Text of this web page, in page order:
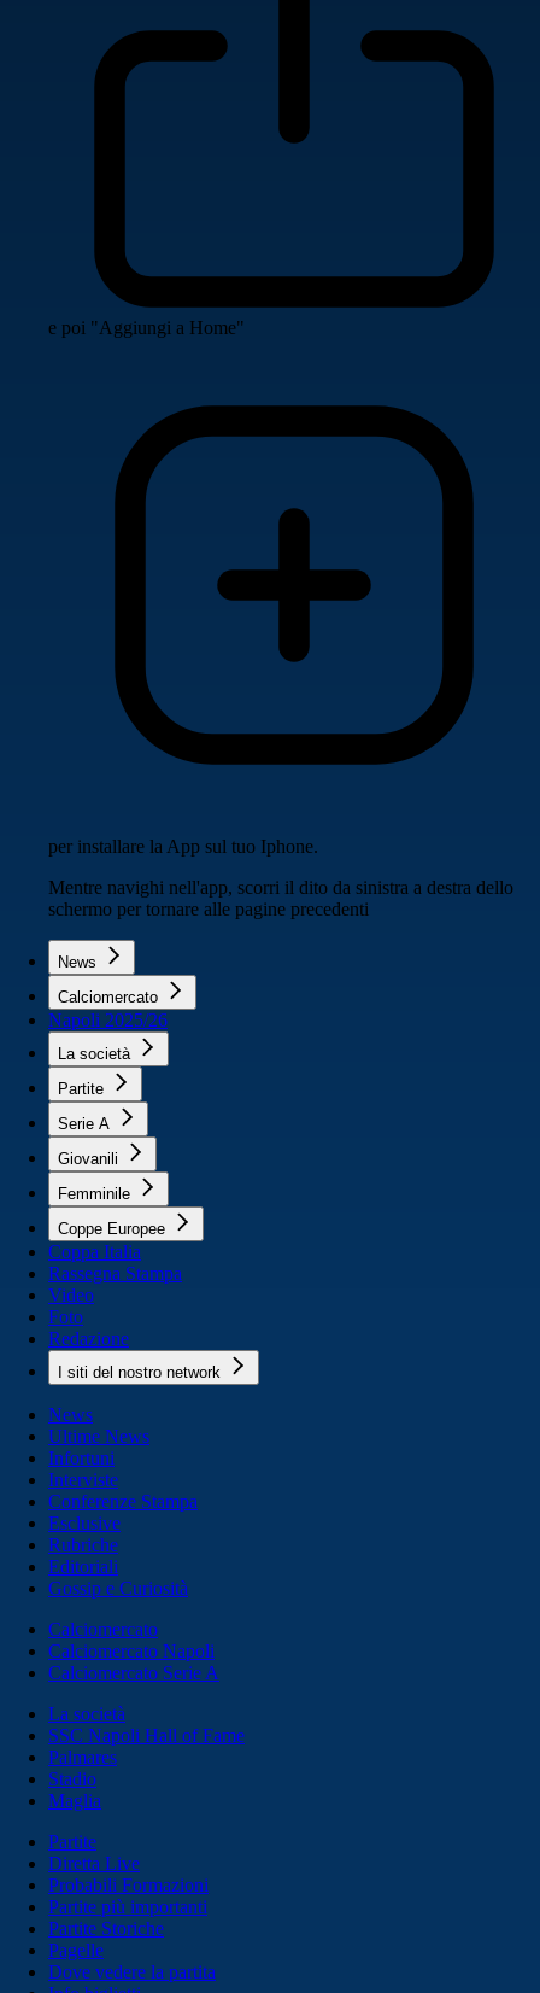
e poi "Aggiungi a Home"
per installare la App sul tuo Iphone.
Mentre navighi nell'app, scorri il dito da sinistra a destra dello
schermo per tornare alle pagine precedenti
News
Calciomercato
Napoli 2025/26
La società
Partite
Serie A
Giovanili
Femminile
Coppe Europee
Coppa Italia
Rassegna Stampa
Video
Foto
Redazione
I siti del nostro network
News
Ultime News
Infortuni
Interviste
Conferenze Stampa
Esclusive
Rubriche
Editoriali
Gossip e Curiosità
Calciomercato
Calciomercato Napoli
Calciomercato Serie A
La società
SSC Napoli Hall of Fame
Palmares
Stadio
Maglia
Partite
Diretta Live
Probabili Formazioni
Partite più importanti
Partite Storiche
Pagelle
Dove vedere la partita